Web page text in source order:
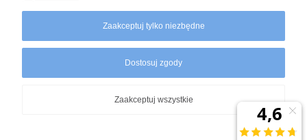
Zaakceptuj tylko niezbędne
Dostosuj zgody
Zaakceptuj wszystkie